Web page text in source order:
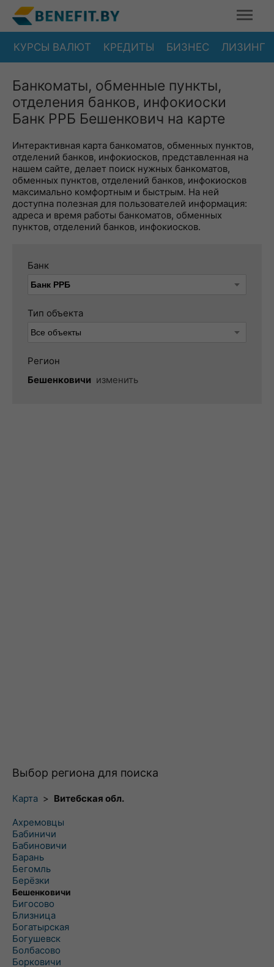
КУРСЫ ВАЛЮТ КРЕДИТЫ БИЗНЕС ЛИЗИНГ
Банкоматы, обменные пункты,
отделения банков, инфокиоски
Банк РРБ Бешенкович на карте
Интерактивная карта банкоматов, обменных пунктов,
отделений банков, инфокиосков, представленная на
нашем сайте, делает поиск нужных банкоматов,
обменных пунктов, отделений банков, инфокиосков
максимально комфортным и быстрым. На ней
доступна полезная для пользователей информация:
адреса и время работы банкоматов, обменных
пунктов, отделений банков, инфокиосков.
Банк
Тип объекта
Регион
Бешенковичи изменить
Выбор региона для поиска
Карта > Витебская обл.
Ахремовцы
Бабиничи
Бабиновичи
Барань
Бегомль
Берёзки
Бешенковичи
Бигосово
Близница
Богатырская
Богушевск
Болбасово
Борковичи